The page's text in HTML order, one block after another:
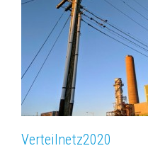
Verteilnetz­2020